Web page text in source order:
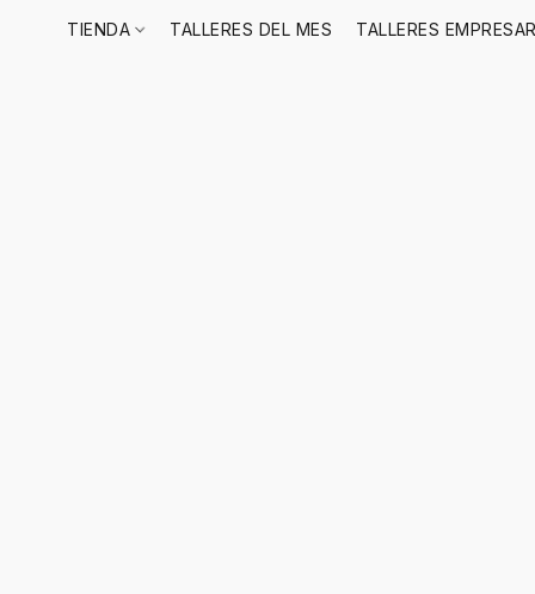
TIENDA TALLERES DEL MES TALLERES